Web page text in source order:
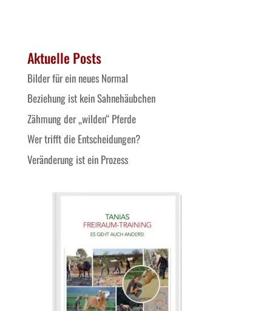
Aktuelle Posts
Bilder für ein neues Normal
Beziehung ist kein Sahnehäubchen
Zähmung der „wilden“ Pferde
Wer trifft die Entscheidungen?
Veränderung ist ein Prozess